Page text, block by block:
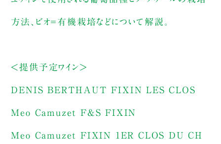
方法、ビオ＝有機栽培などについて解説。
＜提供予定ワイン＞
DENIS BERTHAUT FIXIN LES CLOS
Meo Camuzet F&S FIXIN
Meo Camuzet FIXIN 1ER CLOS DU CH